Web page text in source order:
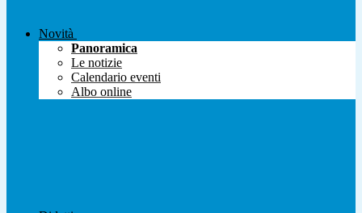
Novità
Panoramica
Le notizie
Calendario eventi
Albo online